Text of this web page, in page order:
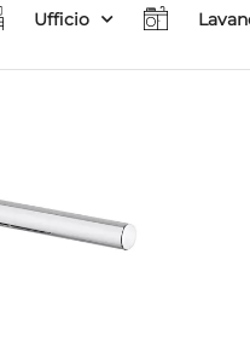
Ufficio